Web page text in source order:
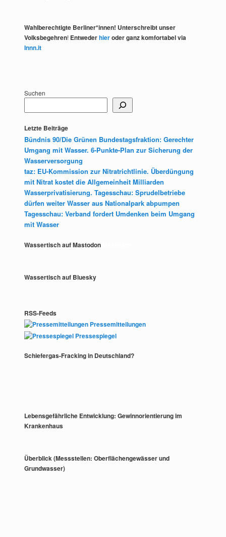
Wahlberechtigte Berliner*innen! Unterschreibt unser
Volksbegehren! Entwederhieroder ganz komfortabel via
Innn.it
Suchen
Letzte Beiträge
Bündnis 90/Die Grünen Bundestagsfraktion: Gerechter
Umgang mit Wasser. 6-Punkte-Plan zur Sicherung der
Wasserversorgung
taz: EU-Kommission zur Nitratrichtlinie. Überdüngung
mit Nitrat kostet die Allgemeinheit Milliarden
Wasserprivatisierung. Tagesschau: Sprudelbetriebe
dürfen weiter Wasser aus Nationalpark abpumpen
Tagesschau: Verband fordert Umdenken beim Umgang
mit Wasser
Wassertisch auf Mastodon
Wassertisch auf Bluesky
RSS-Feeds
Pressemitteilungen
Pressespiegel
Schiefergas-Fracking in Deutschland?
Lebensgefährliche Entwicklung: Gewinnorientierung im
Krankenhaus
Überblick (Messstellen: Oberflächengewässer und
Grundwasser)